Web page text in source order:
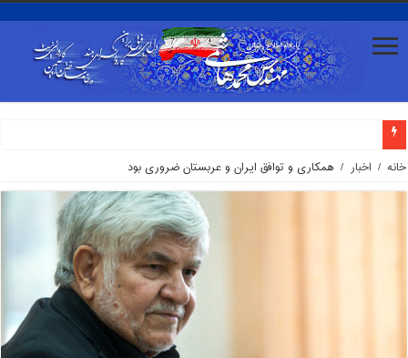
محمد هاشمی: مواضع طیف‌های تندرو بعضا با صدای گروه‌های اپوزیسیون همراه می‌شود/ صداوسیماخانه / اخبار / همکاری و توافق ایران و عربستان ضروری بود